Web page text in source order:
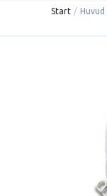
Start / Huvud